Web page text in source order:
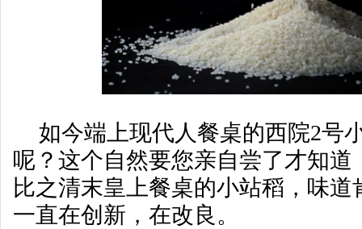
如今端上现代人餐桌的西院2号
呢？这个自然要您亲自尝了才知道
比之清末皇上餐桌的小站稻，味
一直在创新，在改良。